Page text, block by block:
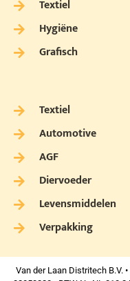
Textiel
Hygiëne
Grafisch
Textiel
Automotive
AGF
Diervoeder
Levensmiddelen
Verpakking
Van der Laan Distritech B.V.